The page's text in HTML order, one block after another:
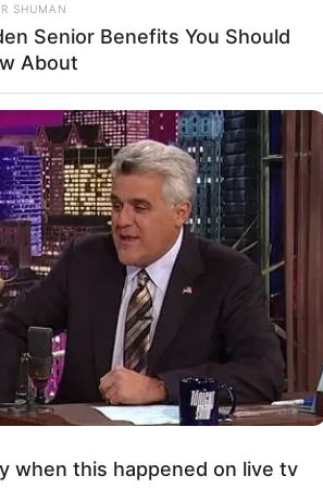
SHUMAN
Senior Benefits You Should
About
when this happened on live tv